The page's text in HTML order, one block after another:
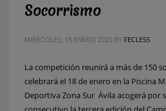
Socorrismo
MIÉRCOLES, 15 ENERO 2025 BY FECLESS
La competición reunirá a más de 150
celebrará el 18 de enero en la Piscina
Deportiva Zona Sur Ávila acogerá por